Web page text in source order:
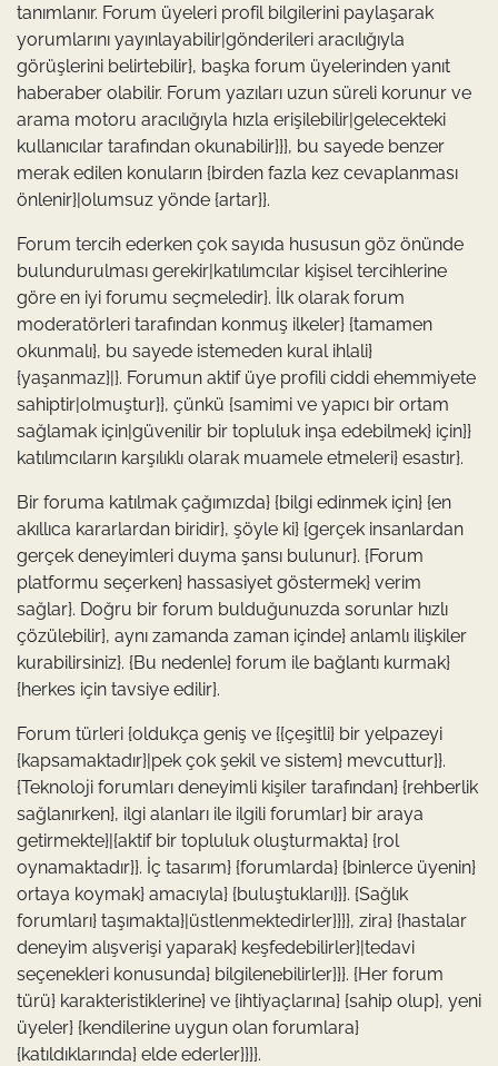
tanımlanır. Forum üyeleri profil bilgilerini paylaşarak
yorumlarını yayınlayabilir|gönderileri aracılığıyla
görüşlerini belirtebilir}, başka forum üyelerinden yanıt
haberaber olabilir. Forum yazıları uzun süreli korunur ve
arama motoru aracılığıyla hızla erişilebilir|gelecekteki
kullanıcılar tarafından okunabilir}}}, bu sayede benzer
merak edilen konuların {birden fazla kez cevaplanması
önlenir}|olumsuz yönde {artar}}.
Forum tercih ederken çok sayıda hususun göz önünde
bulundurulması gerekir|katılımcılar kişisel tercihlerine
göre en iyi forumu seçmeledir}. İlk olarak forum
moderatörleri tarafından konmuş ilkeler} {tamamen
okunmalı}, bu sayede istemeden kural ihlali}
{yaşanmaz}|}. Forumun aktif üye profili ciddi ehemmiyete
sahiptir|olmuştur}}, çünkü {samimi ve yapıcı bir ortam
sağlamak için|güvenilir bir topluluk inşa edebilmek} için}}
katılımcıların karşılıklı olarak muamele etmeleri} esastır}.
Bir foruma katılmak çağımızda} {bilgi edinmek için} {en
akıllıca kararlardan biridir}, şöyle ki} {gerçek insanlardan
gerçek deneyimleri duyma şansı bulunur}. {Forum
platformu seçerken} hassasiyet göstermek} verim
sağlar}. Doğru bir forum bulduğunuzda sorunlar hızlı
çözülebilir}, aynı zamanda zaman içinde} anlamlı ilişkiler
kurabilirsiniz}. {Bu nedenle} forum ile bağlantı kurmak}
{herkes için tavsiye edilir}.
Forum türleri {oldukça geniş ve {{çeşitli} bir yelpazeyi
{kapsamaktadır}|pek çok şekil ve sistem} mevcuttur}}.
{Teknoloji forumları deneyimli kişiler tarafından} {rehberlik
sağlanırken}, ilgi alanları ile ilgili forumlar} bir araya
getirmekte}|{aktif bir topluluk oluşturmakta} {rol
oynamaktadır}}. İç tasarım} {forumlarda} {binlerce üyenin}
ortaya koymak} amacıyla} {buluştukları}}}. {Sağlık
forumları} taşımakta}|üstlenmektedirler}}}}, zira} {hastalar
deneyim alışverişi yaparak} keşfedebilirler}|tedavi
seçenekleri konusunda} bilgilenebilirler}}}. {Her forum
türü} karakteristiklerine} ve {ihtiyaçlarına} {sahip olup}, yeni
üyeler} {kendilerine uygun olan forumlara}
{katıldıklarında} elde ederler}}}}.